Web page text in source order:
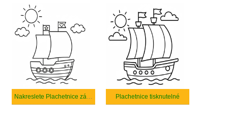
Nakreslete Plachetnice základní tisknutelné Plachetnice tisknutelné